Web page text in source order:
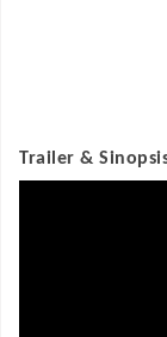
Trailer &